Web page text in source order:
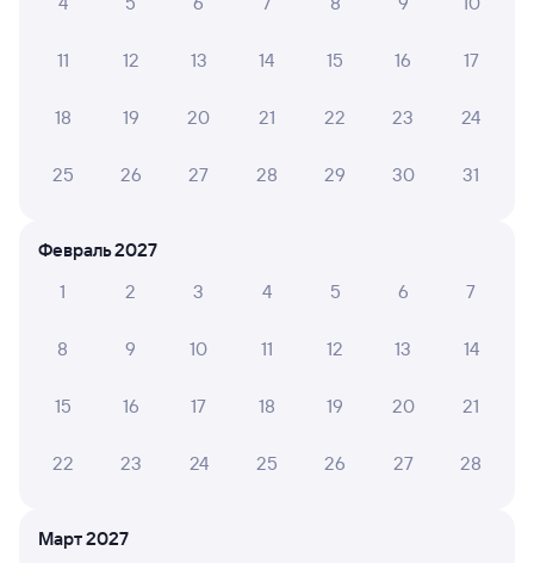
001Э Россия Проходящий 8,4
Новосибирск
в Москву Ярославскую
10:29 09:35
Дни следования
067Ы Проходящий 7,5
11 12 13 14 15 16 17
18 19 20 21 22 23 24
25 26 27 28 29 30 31
Февраль 2027
1
2 3 4 5 6 7
8 9 10 11 12 13 14
15 16 17 18 19 20 21
22 23 24 25 26 27 28
Март 2027